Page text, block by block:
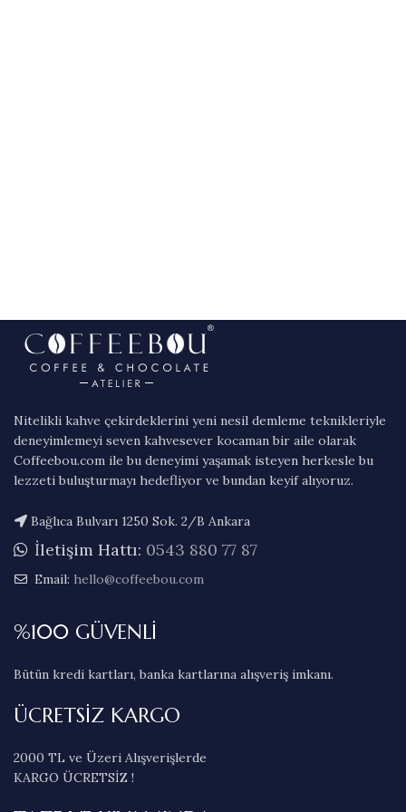
Nitelikli kahve çekirdeklerini yeni nesil demleme teknikleriyle
deneyimlemeyi seven kahvesever kocaman bir aile olarak
Coffeebou.com ile bu deneyimi yaşamak isteyen herkesle bu
lezzeti buluşturmayı hedefliyor ve bundan keyif alıyoruz.
Bağlıca Bulvarı 1250 Sok. 2/B Ankara
İletişim Hattı: 0543 880 77 87
Email: hello@coffeebou.com
%100 GÜVENLİ
Bütün kredi kartları, banka kartlarına alışveriş imkanı.
ÜCRETSİZ KARGO
2000 TL ve Üzeri Alışverişlerde
KARGO ÜCRETSİZ !